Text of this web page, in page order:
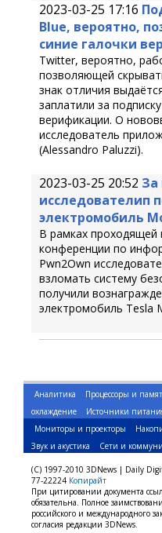
2023-03-25 17:16
Blue, вероятно,
синие галочки
Twitter, вероятно,
позволяющей
знак отличия
заплатили за
верификации. О
исследователь
(Alessandro Paluzzi).
2023-03-25 20:52 За
исследователип
электромобиль
В рамках проходящей
конференции по
Pwn2Own
взломать систему
получили
электромобиль Tesla
Аналитика Процессоры и
охлаждение
Источники
Мониторы и проекторы
Звук и акустика
Сети и
(C) 1997-2010 3DNews | Daily
77-22224 Копирайт
При цитировании документа
обязательна. Полное
российского и международного
согласия редакции 3DNews.